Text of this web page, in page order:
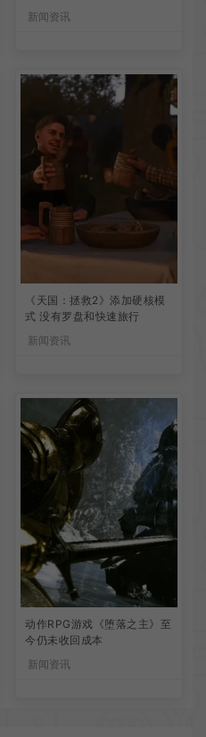
新闻资讯
《天国：拯救2》添加硬核模
式 没有罗盘和快速旅行
新闻资讯
动作RPG游戏《堕落之主》至
今仍未收回成本
新闻资讯